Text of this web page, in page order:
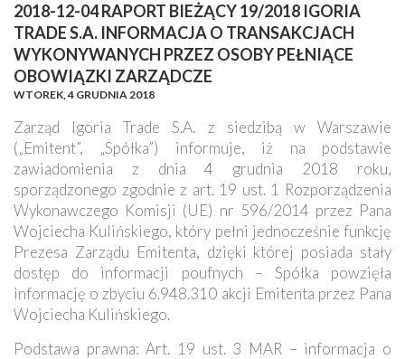
2018-12-04 RAPORT BIEŻĄCY 19/2018 IGORIA
TRADE S.A. INFORMACJA O TRANSAKCJACH
WYKONYWANYCH PRZEZ OSOBY PEŁNIĄCE
OBOWIĄZKI ZARZĄDCZE
WTOREK,4 GRUDNIA 2018
Zarząd Igoria Trade S.A. z siedzibą w Warszawie
(„Emitent”, „Spółka”) informuje, iż na podstawie
zawiadomienia z dnia 4 grudnia 2018 roku,
sporządzonego zgodnie z art. 19 ust. 1 Rozporządzenia
Wykonawczego Komisji (UE) nr 596/2014 przez Pana
Wojciecha Kulińskiego, który pełni jednocześnie funkcję
Prezesa Zarządu Emitenta, dzięki której posiada stały
dostęp do informacji poufnych – Spółka powzięła
informację o zbyciu 6.948.310 akcji Emitenta przez Pana
Wojciecha Kulińskiego.
Podstawa prawna: Art. 19 ust. 3 MAR – informacja o